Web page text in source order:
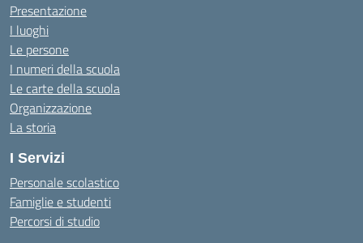
Presentazione
I luoghi
Le persone
I numeri della scuola
Le carte della scuola
Organizzazione
La storia
I Servizi
Personale scolastico
Famiglie e studenti
Percorsi di studio